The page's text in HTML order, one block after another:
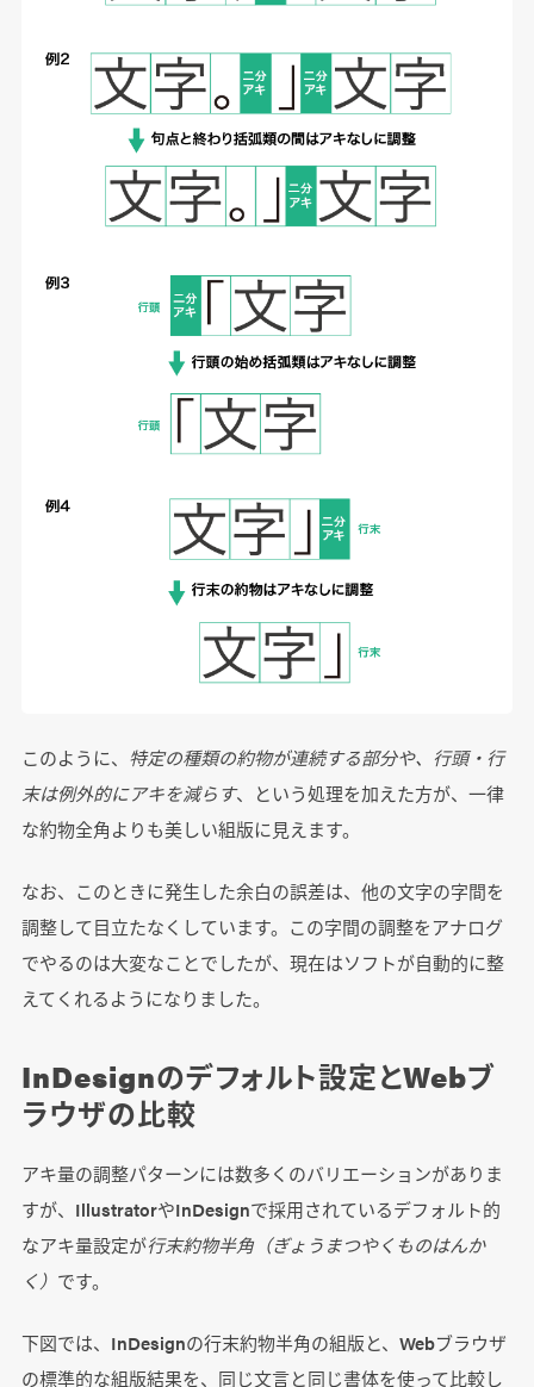
このように、 特定の種類の約物が連続する部分や、行頭・行
末は例外的にアキを減らす、という処理を加えた方が、一律
な約物全角よりも美しい組版に見えます。
なお、このときに発生した余白の誤差は、他の文字の字間を
調整して目立たなくしています。この字間の調整をアナログ
でやるのは大変なことでしたが、現在はソフトが自動的に整
えてくれるようになりました。
InDesignのデフォルト設定とWebブ
ラウザの比較
アキ量の調整パターンには数多くのバリエーションがありま
すが、IllustratorやInDesignで採用されているデフォルト的
なアキ量設定が行末約物半角（ぎょうまつやくものはんか
く） です。
下図では、InDesignの行末約物半角の組版と、Webブラウザ
の標準的な組版結果を、同じ文言と同じ書体を使って比較し